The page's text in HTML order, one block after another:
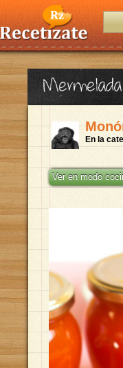
En la
Ver en modo